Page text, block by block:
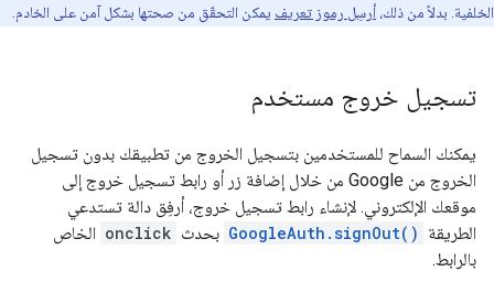
الخلفية. بدلاً من ذلك، أرسِل رموز تعريف يمكن التحقّق من صحتها بشكل آمن على الخادم.
تسجيل خروج مستخدم
يمكنك السماح للمستخدمين بتسجيل الخروج من تطبيقك بدون تسجيل
الخروج من Google من خلال إضافة زر أو رابط تسجيل خروج إلى
موقعك الإلكتروني. لإنشاء رابط تسجيل خروج، أرفِق دالة تستدعي
الطريقة GoogleAuth.signOut() بحدث onclick الخاص
بالرابط.